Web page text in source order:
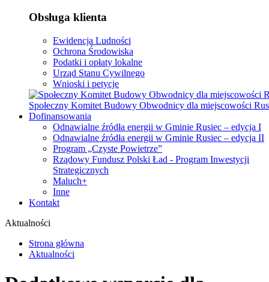
Obsługa klienta
Ewidencja Ludności
Ochrona Środowiska
Podatki i opłaty lokalne
Urząd Stanu Cywilnego
Wnioski i petycje
Społeczny Komitet Budowy Obwodnicy dla miejscowości
Dofinansowania
Odnawialne źródła energii w Gminie Rusiec – edycja I
Odnawialne źródła energii w Gminie Rusiec – edycja II
Program „Czyste Powietrze”
Rządowy Fundusz Polski Ład - Program Inwestycji
Strategicznych
Maluch+
Inne
Kontakt
Aktualności
Strona główna
Aktualności